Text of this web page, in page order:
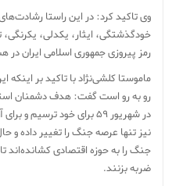
وی تاکید کرد: در این راستا
خودگذشتگی، ایثار، یکدلی، یکرنگی،
رمز پیروزی جمهوری اسلامی ایران
ماموستا کلشی‌نژاد با تاکید بر
رو به رو است گفت: هدف دشمنان
در شهریور ۵۹ برای خود
نیز تنها عرصه جنگ را تغییر داده و
جنگ را به حوزه اقتصادی کشانده‌اند
ضربه بزنند.